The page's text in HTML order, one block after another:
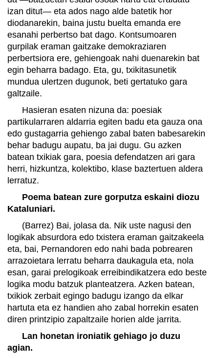
izan ditut— eta ados nago alde batetik hor
diodanarekin, baina justu buelta emanda ere
esanahi perbertso bat dago. Kontsumoaren
gurpilak eraman gaitzake demokraziaren
perbertsiora ere, gehiengoak nahi duenarekin bat
egin beharra badago. Eta, gu, txikitasunetik
mundua ulertzen dugunok, beti gertatuko gara
galtzaile.
Hasieran esaten nizuna da: poesiak
partikularraren aldarria egiten badu eta gauza ona
edo gustagarria gehiengo zabal baten babesarekin
behar badugu aupatu, ba jai dugu. Gu azken
batean txikiak gara, poesia defendatzen ari gara
herri, hizkuntza, kolektibo, klase baztertuen aldera
lerratuz.
Poema batean zure gorputza eskaini diozu
Kataluniari.
(Barrez) Bai, jolasa da. Nik uste nagusi den
logikak absurdora edo txistera eraman gaitzakeela
eta, bai, Pernandoren edo nahi bada pobrearen
arrazoietara lerratu beharra daukagula eta, nola
esan, garai prelogikoak erreibindikatzera edo beste
logika modu batzuk planteatzera. Azken batean,
txikiok zerbait egingo badugu izango da elkar
hartuta eta ez handien aho zabal horrekin esaten
diren printzipio zapaltzaile horien alde jarrita.
Lan honetan ironiatik gehiago jo duzu
agian.